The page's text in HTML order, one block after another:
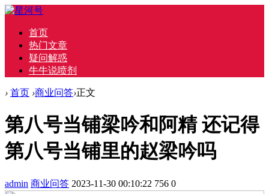
首页
热门文章
疑问解惑
牛牛说喷剂
› 首页 ›商业问答›正文
第八号当铺梁吟和阿精 还记得
第八号当铺里的赵梁吟吗
admin 商业问答 2023-11-30 00:10:22 756 0